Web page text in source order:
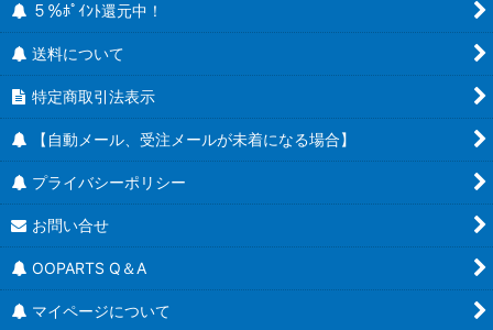
５％ﾎﾟｲﾝﾄ還元中！
送料について
特定商取引法表示
【自動メール、受注メールが未着になる場合】
プライバシーポリシー
お問い合せ
OOPARTS Q＆A
マイページについて